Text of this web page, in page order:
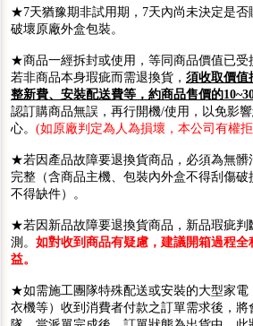
★7天猶豫期非試用期，7天內尚未決定是否
破壞原廠外盒包裝。
★商品一經拆封或使用，等同商品價值已受
若非商品本身瑕疵而需退換貨， 須收取價值
整新費、安裝配送費等，約商品售價的
認訂購商品無誤，再行開機/使用，以免影
心。 (如原廠判定為人為損壞，本公司有權
★若因產品故障要退換貨商品，必須為無髒
完整（含商品主機、包裝內外盒不得刮傷
不得缺件）。
★若因新品故障要退換貨商品，新品瑕疵判
測。 如對收到商品有疑慮，建議開箱過程
益。
★如需施工團隊特殊配送或安裝的大型家電
衣機等）收到消費者付款之訂單需求後，將